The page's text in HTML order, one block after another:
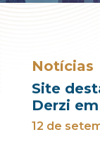
Notícias
Site
Derzi
12 de